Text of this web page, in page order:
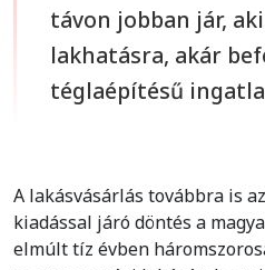
távon jobban jár,
lakhatásra, akár
téglaépítésű
A lakásvásárlás továbbra is
kiadással járó döntés a
elmúlt tíz évben